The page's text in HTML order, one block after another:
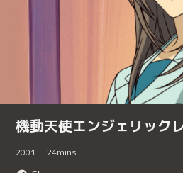
機動天使エンジェリック
2001 24mins